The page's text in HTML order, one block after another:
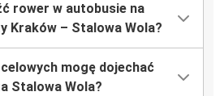
rower w autobusie na
Kraków – Stalowa Wola?
mogę dojechać
Stalowa Wola?